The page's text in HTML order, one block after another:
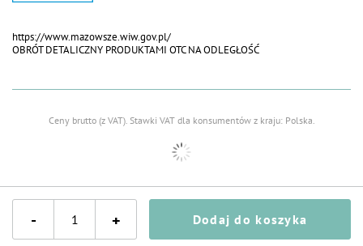
- + Dodaj do koszyka
https://www.mazowsze.wiw.gov.pl/
OBRÓT DETALICZNY PRODUKTAMI OTC NA ODLEGŁOŚĆ
Ceny brutto (z VAT). Stawki VAT dla konsumentów z kraju: Polska